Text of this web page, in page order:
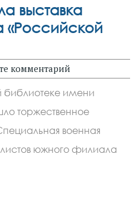
выставка
комментарий
библиотеке имени
торжественное
военная
южного филиала